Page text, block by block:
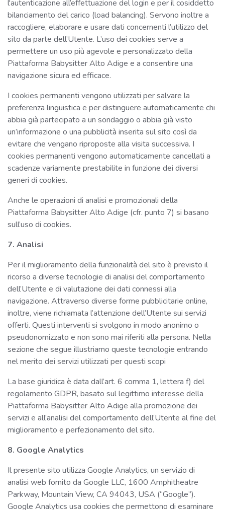
l'autenticazione all’effettuazione del login e per il cosiddetto
bilanciamento del carico (load balancing). Servono inoltre a
raccogliere, elaborare e usare dati concernenti l’utilizzo del
sito da parte dell’Utente. L’uso dei cookies serve a
permettere un uso più agevole e personalizzato della
Piattaforma Babysitter Alto Adige e a consentire una
navigazione sicura ed efficace.
I cookies permanenti vengono utilizzati per salvare la
preferenza linguistica e per distinguere automaticamente chi
abbia già partecipato a un sondaggio o abbia già visto
un’informazione o una pubblicità inserita sul sito così da
evitare che vengano riproposte alla visita successiva. I
cookies permanenti vengono automaticamente cancellati a
scadenze variamente prestabilite in funzione dei diversi
generi di cookies.
Anche le operazioni di analisi e promozionali della
Piattaforma Babysitter Alto Adige (cfr. punto 7) si basano
sull’uso di cookies.
7. Analisi
Per il miglioramento della funzionalità del sito è previsto il
ricorso a diverse tecnologie di analisi del comportamento
dell’Utente e di valutazione dei dati connessi alla
navigazione. Attraverso diverse forme pubblicitarie online,
inoltre, viene richiamata l’attenzione dell’Utente sui servizi
offerti. Questi interventi si svolgono in modo anonimo o
pseudonomizzato e non sono mai riferiti alla persona. Nella
sezione che segue illustriamo queste tecnologie entrando
nel merito dei servizi utilizzati per questi scopi
La base giuridica è data dall’art. 6 comma 1, lettera f) del
regolamento GDPR, basato sul legittimo interesse della
Piattaforma Babysitter Alto Adige alla promozione dei
servizi e all’analisi del comportamento dell’Utente al fine del
miglioramento e perfezionamento del sito.
8. Google Analytics
Il presente sito utilizza Google Analytics, un servizio di
analisi web fornito da Google LLC, 1600 Amphitheatre
Parkway, Mountain View, CA 94043, USA (“Google”).
Google Analytics usa cookies che permettono di esaminare